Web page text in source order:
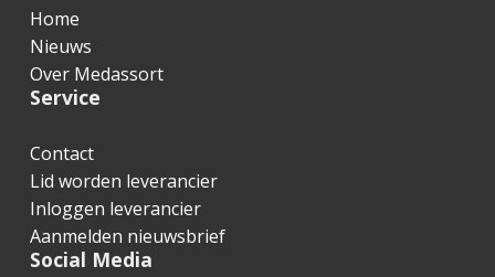
Home
Nieuws
Over Medassort
Service
Contact
Lid worden leverancier
Inloggen leverancier
Aanmelden nieuwsbrief
Social Media